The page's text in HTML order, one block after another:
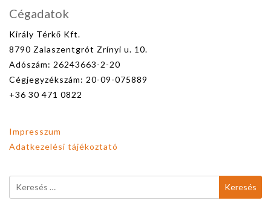
Cégadatok
Király Térkő Kft.
8790 Zalaszentgrót Zrínyi u. 10.
Adószám: 26243663-2-20
Cégjegyzékszám: 20-09-075889
+36 30 471 0822
Impresszum
Adatkezelési tájékoztató